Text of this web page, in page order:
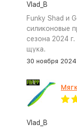
Vlad_B
Funky Shad и
силиконовые
сезона 2024
щука.
30 ноября 2024
Vlad_B